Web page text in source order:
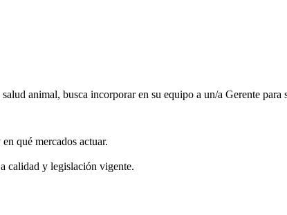
animal, busca incorporar en su equipo a un/a Gerente para
qué mercados actuar.
calidad y legislación vigente.